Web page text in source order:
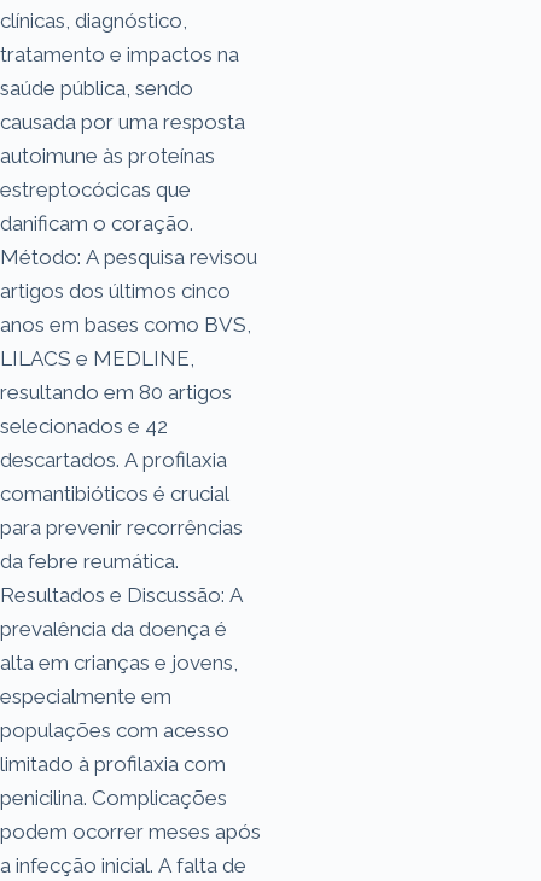
clínicas, diagnóstico,
tratamento e impactos na
saúde pública, sendo
causada por uma resposta
autoimune às proteínas
estreptocócicas que
danificam o coração.
Método: A pesquisa revisou
artigos dos últimos cinco
anos em bases como BVS,
LILACS e MEDLINE,
resultando em 80 artigos
selecionados e 42
descartados. A profilaxia
comantibióticos é crucial
para prevenir recorrências
da febre reumática.
Resultados e Discussão: A
prevalência da doença é
alta em crianças e jovens,
especialmente em
populações com acesso
limitado à profilaxia com
penicilina. Complicações
podem ocorrer meses após
a infecção inicial. A falta de